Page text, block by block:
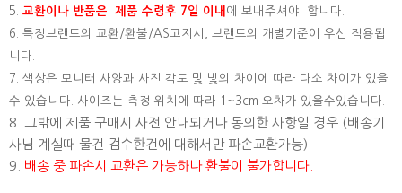
5. 교환이나 반품은 제품 수령후 7일 이내 에 보내주셔야 합니다.
6. 특정브랜드의 교환/환불/AS고지시, 브랜드의 개별기준이 우선 적용됩
니다.
7. 색상은 모니터 사양과 사진 각도 및 빛의 차이에 따라 다소 차이가 있을
수 있습니다. 사이즈는 측정 위치에 따라 1~3cm 오차가 있을수있습니다.
8. 그밖에 제품 구매시 사전 안내되거나 동의한 사항일 경우 (배송기
사님 계실때 물건 검수한건에 대해서만 파손교환가능)
9. 배송 중 파손시 교환은 가능하나 환불이 불가합니다.